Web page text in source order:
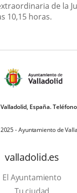
de la
10,15 horas.
España.
- Ayuntamiento de
valladolid.es
El Ayuntamiento